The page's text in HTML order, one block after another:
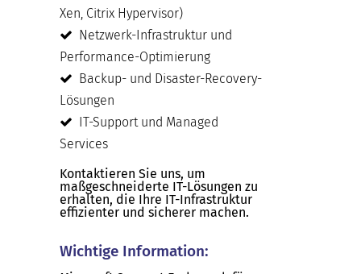
Xen, Citrix Hypervisor)
Netzwerk-Infrastruktur und
Performance-Optimierung
Backup- und Disaster-Recovery-
Lösungen
IT-Support und Managed
Services
Kontaktieren Sie uns, um
maßgeschneiderte IT-Lösungen zu
erhalten, die Ihre IT-Infrastruktur
effizienter und sicherer machen.
Wichtige Information: